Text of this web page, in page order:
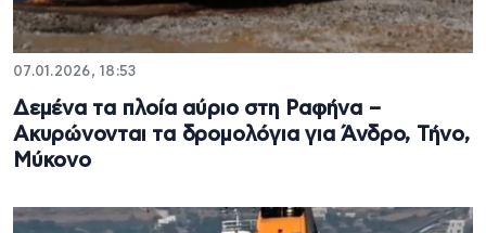
07.01.2026, 18:53
Δεμένα τα πλοία αύριο στη Ραφήνα –
Ακυρώνονται τα δρομολόγια για Άνδρο, Τήνο,
Μύκονο